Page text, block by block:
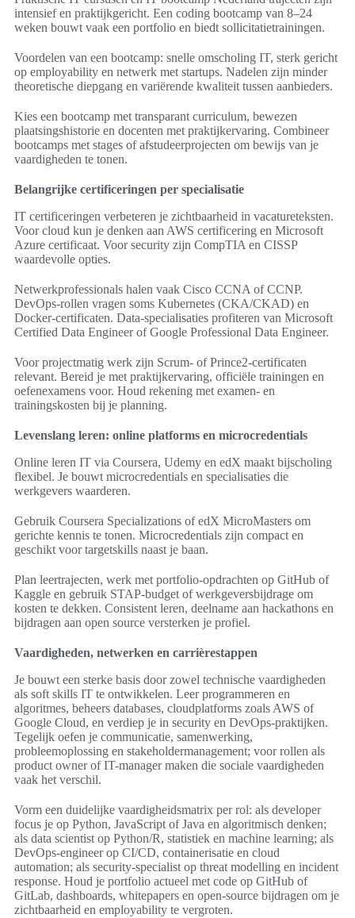
intensief en praktijkgericht. Een coding bootcamp van 8–24
weken bouwt vaak een portfolio en biedt sollicitatietrainingen.
Voordelen van een bootcamp: snelle omscholing IT, sterk gericht
op employability en netwerk met startups. Nadelen zijn minder
theoretische diepgang en variërende kwaliteit tussen aanbieders.
Kies een bootcamp met transparant curriculum, bewezen
plaatsingshistorie en docenten met praktijkervaring. Combineer
bootcamps met stages of afstudeerprojecten om bewijs van je
vaardigheden te tonen.
Belangrijke certificeringen per specialisatie
IT certificeringen verbeteren je zichtbaarheid in vacatureteksten.
Voor cloud kun je denken aan AWS certificering en Microsoft
Azure certificaat. Voor security zijn CompTIA en CISSP
waardevolle opties.
Netwerkprofessionals halen vaak Cisco CCNA of CCNP.
DevOps-rollen vragen soms Kubernetes (CKA/CKAD) en
Docker-certificaten. Data-specialisaties profiteren van Microsoft
Certified Data Engineer of Google Professional Data Engineer.
Voor projectmatig werk zijn Scrum- of Prince2-certificaten
relevant. Bereid je met praktijkervaring, officiële trainingen en
oefenexamens voor. Houd rekening met examen- en
trainingskosten bij je planning.
Levenslang leren: online platforms en microcredentials
Online leren IT via Coursera, Udemy en edX maakt bijscholing
flexibel. Je bouwt microcredentials en specialisaties die
werkgevers waarderen.
Gebruik Coursera Specializations of edX MicroMasters om
gerichte kennis te tonen. Microcredentials zijn compact en
geschikt voor targetskills naast je baan.
Plan leertrajecten, werk met portfolio-opdrachten op GitHub of
Kaggle en gebruik STAP-budget of werkgeversbijdrage om
kosten te dekken. Consistent leren, deelname aan hackathons en
bijdragen aan open source versterken je profiel.
Vaardigheden, netwerken en carrièrestappen
Je bouwt een sterke basis door zowel technische vaardigheden
als soft skills IT te ontwikkelen. Leer programmeren en
algoritmes, beheers databases, cloudplatforms zoals AWS of
Google Cloud, en verdiep je in security en DevOps-praktijken.
Tegelijk oefen je communicatie, samenwerking,
probleemoplossing en stakeholdermanagement; voor rollen als
product owner of IT-manager maken die sociale vaardigheden
vaak het verschil.
Vorm een duidelijke vaardigheidsmatrix per rol: als developer
focus je op Python, JavaScript of Java en algoritmisch denken;
als data scientist op Python/R, statistiek en machine learning; als
DevOps-engineer op CI/CD, containerisatie en cloud
automation; als security-specialist op threat modelling en incident
response. Houd je portfolio actueel met code op GitHub of
GitLab, dashboards, whitepapers en open-source bijdragen om je
zichtbaarheid en employability te vergroten.